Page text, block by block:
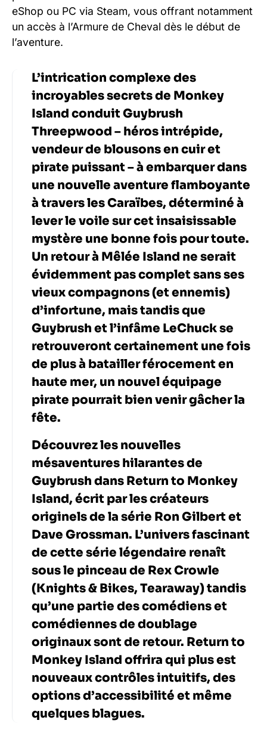
eShop ou PC via Steam, vous offrant notamment
un accès à l’Armure de Cheval dès le début de
l’aventure.
L’intrication complexe des
incroyables secrets de Monkey
Island conduit Guybrush
Threepwood – héros intrépide,
vendeur de blousons en cuir et
pirate puissant – à embarquer dans
une nouvelle aventure flamboyante
à travers les Caraïbes, déterminé à
lever le voile sur cet insaisissable
mystère une bonne fois pour toute.
Un retour à Mêlée Island ne serait
évidemment pas complet sans ses
vieux compagnons (et ennemis)
d’infortune, mais tandis que
Guybrush et l’infâme LeChuck se
retrouveront certainement une fois
de plus à batailler férocement en
haute mer, un nouvel équipage
pirate pourrait bien venir gâcher la
fête.
Découvrez les nouvelles
mésaventures hilarantes de
Guybrush dans Return to Monkey
Island, écrit par les créateurs
originels de la série Ron Gilbert et
Dave Grossman. L’univers fascinant
de cette série légendaire renaît
sous le pinceau de Rex Crowle
(Knights & Bikes, Tearaway) tandis
qu’une partie des comédiens et
comédiennes de doublage
originaux sont de retour. Return to
Monkey Island offrira qui plus est
nouveaux contrôles intuitifs, des
options d’accessibilité et même
quelques blagues.